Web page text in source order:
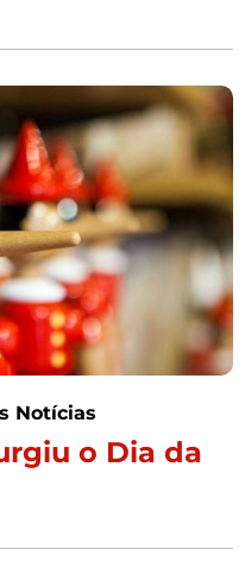
Notícias
o Dia da